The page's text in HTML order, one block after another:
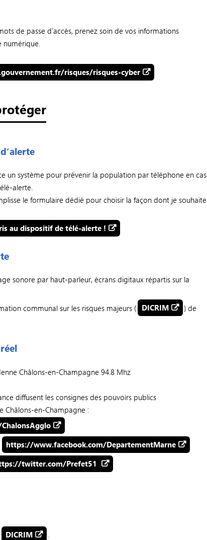
de passe d’accès, prenez soin de vos informations
numérique.
risques/risques-cyber
un système pour prévenir la population par téléphone en cas
alerte.
le formulaire dédié pour choisir la façon dont je souhaite
au dispositif de télé-alerte !
sonore par haut-parleur, écrans digitaux répartis sur la
communal sur les risques majeurs (
DICRIM
) de
Châlons-en-Champagne 94.8 Mhz
diffusent les consignes des pouvoirs publics
Châlons-en-Champagne :
https://www.facebook.com/DepartementMarne
twitter.com/Prefet51
DICRIM